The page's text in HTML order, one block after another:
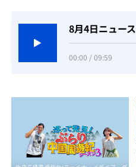
8月4日ニュース
00:00 / 09:59